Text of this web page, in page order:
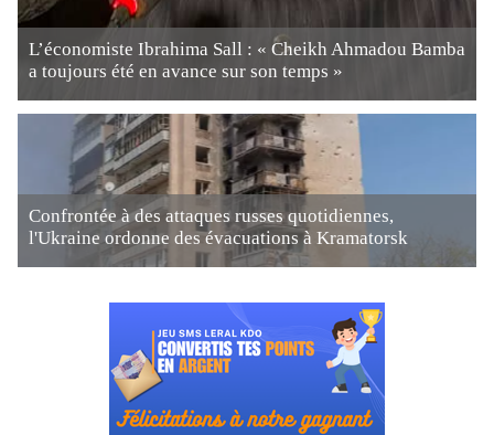
L’économiste Ibrahima Sall : « Cheikh Ahmadou Bamba
a toujours été en avance sur son temps »
Confrontée à des attaques russes quotidiennes,
l'Ukraine ordonne des évacuations à Kramatorsk